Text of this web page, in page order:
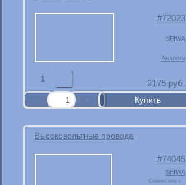
72023
SEIWA
Аналоги
1 2175руб.
Высоковольтные провода
74045
SEIWA
Совместим с